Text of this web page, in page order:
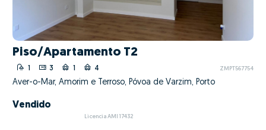
Piso/Apartamento T2
1 3 1 4 ZMPT567754
Aver-o-Mar, Amorim e Terroso, Póvoa de Varzim, Porto
Vendido
Licencia AMI 17432